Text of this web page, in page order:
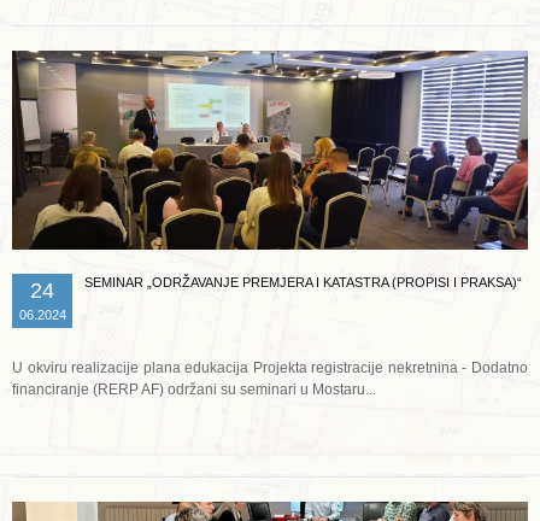
24
06.2024
SEMINAR „ODRŽAVANJE PREMJERA I KATASTRA (PROPISI I PRAKSA)“
U okviru realizacije plana edukacija Projekta registracije nekretnina - Dodatno
financiranje (RERP AF) održani su seminari u Mostaru...